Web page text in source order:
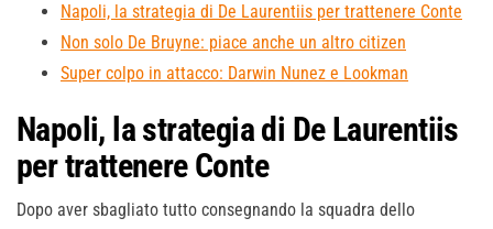
Napoli, la strategia di De Laurentiis per trattenere Conte
Non solo De Bruyne: piace anche un altro citizen
Super colpo in attacco: Darwin Nunez e Lookman
Napoli, la strategia di De Laurentiis
per trattenere Conte
Dopo aver sbagliato tutto consegnando la squadra dello